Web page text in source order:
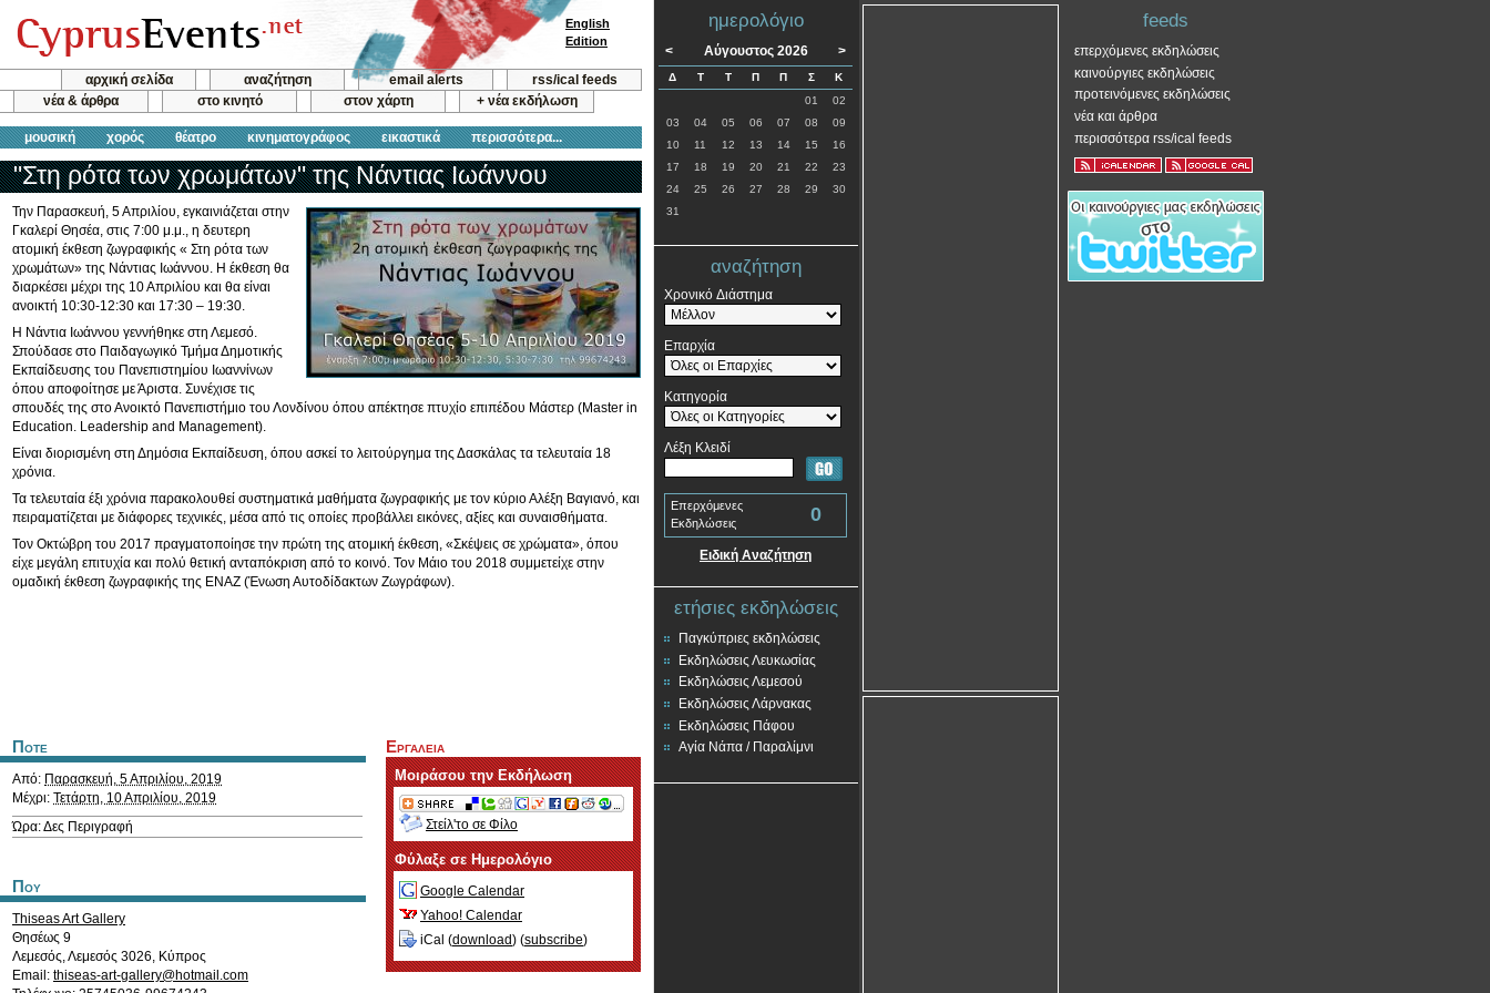
αρχική σελίδα αναζήτηση email alerts
rss/ical feeds
νέα & άρθρα
στο κινητό στον χάρτη + νέα εκδήλωση
μουσική χορός θέατρο κινηματογράφος εικαστικά περισσότερα...
English
Edition
"Στη ρότα των χρωμάτων" της Νάντιας Ιωάννου
Την Παρασκευή, 5 Απριλίου, εγκαινιάζεται στην
Γκαλερί Θησέα, στις 7:00 μ.μ., η δευτερη
ατομική έκθεση ζωγραφικής « Στη ρότα των
χρωμάτων» της Νάντιας Ιωάννου. Η έκθεση θα
διαρκέσει μέχρι της 10 Απριλίου και θα είναι
ανοικτή 10:30-12:30 και 17:30 – 19:30.
Η Νάντια Ιωάννου γεννήθηκε στη Λεμεσό.
Σπούδασε στο Παιδαγωγικό Τμήμα Δημοτικής
Εκπαίδευσης του Πανεπιστημίου Ιωαννίνων
όπου αποφοίτησε με Άριστα. Συνέχισε τις
σπουδές της στο Ανοικτό Πανεπιστήμιο του Λονδίνου όπου απέκτησε πτυχίο επιπέδου Μάστερ (Master in
Education. Leadership and Management).
Είναι διορισμένη στη Δημόσια Εκπαίδευση, όπου ασκεί το λειτούργημα της Δασκάλας τα τελευταία 18
χρόνια.
Τα τελευταία έξι χρόνια παρακολουθεί συστηματικά μαθήματα ζωγραφικής με τον κύριο Αλέξη Βαγιανό, και
πειραματίζεται με διάφορες τεχνικές, μέσα από τις οποίες προβάλλει εικόνες, αξίες και συναισθήματα.
Τον Οκτώβρη του 2017 πραγματοποίησε την πρώτη της ατομική έκθεση, «Σκέψεις σε χρώματα», όπου
είχε μεγάλη επιτυχία και πολύ θετική ανταπόκριση από το κοινό. Τον Μάιο του 2018 συμμετείχε στην
ομαδική έκθεση ζωγραφικής της ΕΝΑΖ (Ένωση Αυτοδίδακτων Ζωγράφων).
Ποτε
Από: Παρασκευή, 5 Απριλίου, 2019
Μέχρι: Τετάρτη, 10 Απριλίου, 2019
Ώρα: Δες Περιγραφή
Που
Thiseas Art Gallery
Θησέως 9
Λεμεσός,Λεμεσός 3026, Κύπρος
Email: thiseas-art-gallery@hotmail.com
Εργαλεια
Μοιράσου την Εκδήλωση
Στείλ'το σε Φίλο
Φύλαξε σε Ημερολόγιο
Google Calendar
Yahoo! Calendar
iCal (download) (subscribe)
ημερολόγιο
< Αύγουστος 2026 >
Δ Τ Τ Π Π Σ
Κ
01
02
03
04 05 06 07 08
09
10
11 12 13 14 15
16
17
18 19 20 21 22
23
24
25 26 27 28 29
30
31
αναζήτηση
Χρονικό Διάστημα
Επαρχία
Κατηγορία
Λέξη Κλειδί
Επερχόμενες
Εκδηλώσεις
0
Ειδική Αναζήτηση
ετήσιες εκδηλώσεις
Παγκύπριες εκδηλώσεις
Εκδηλώσεις Λευκωσίας
Εκδηλώσεις Λεμεσού
Εκδηλώσεις Λάρνακας
Εκδηλώσεις Πάφου
Αγία Νάπα / Παραλίμνι
feeds
επερχόμενες εκδηλώσεις
καινούργιες εκδηλώσεις
προτεινόμενες εκδηλώσεις
νέα και άρθρα
περισσότερα rss/ical feeds